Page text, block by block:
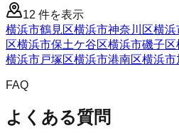
12 件を表示
横浜市鶴見区横浜市神奈川区横浜
区横浜市保土ケ谷区横浜市磯子区
横浜市戸塚区横浜市港南区横浜市
FAQ
よくある質問